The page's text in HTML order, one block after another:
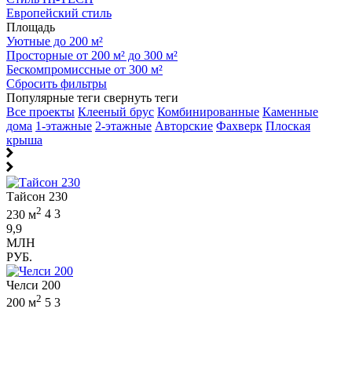
Европейский стиль
Площадь
Уютные до 200 м²
Просторные от 200 м² до 300 м²
Бескомпромиссные от 300 м²
Сбросить фильтры
Популярные теги свернуть теги
Все проекты Клееный брус Комбинированные Каменные
дома 1-этажные 2-этажные Авторские Фахверк Плоская
крыша
Тайсон 230
230 м2 4 3
9,9
МЛН
РУБ.
Челси 200
200 м2 5 3